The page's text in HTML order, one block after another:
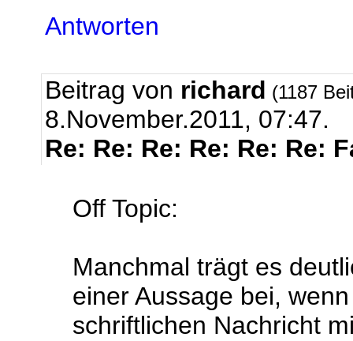
Antworten
Beitrag von richard (1187
8.November.2011, 07:47.
Re: Re: Re: Re: Re: Re:
Off Topic:
Manchmal trägt es
einer Aussage bei,
schriftlichen Nachricht